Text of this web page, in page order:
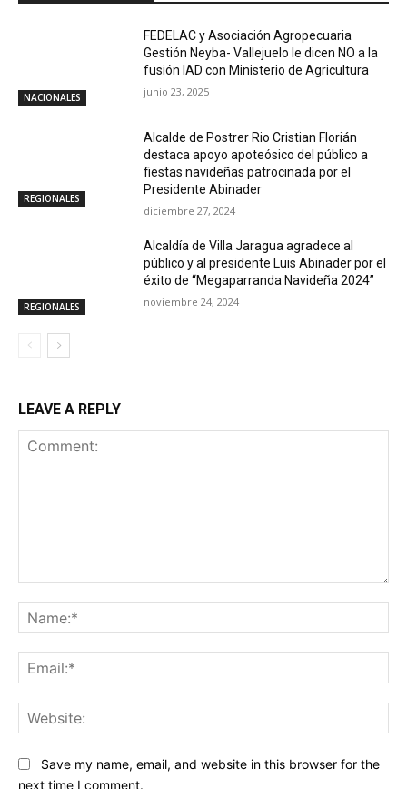
NACIONALES
FEDELAC y Asociación Agropecuaria
Gestión Neyba- Vallejuelo le dicen NO a la
fusión IAD con Ministerio de Agricultura
junio 23, 2025
REGIONALES
Alcalde de Postrer Rio Cristian Florián
destaca apoyo apoteósico del público a
fiestas navideñas patrocinada por el
Presidente Abinader
diciembre 27, 2024
REGIONALES
Alcaldía de Villa Jaragua agradece al
público y al presidente Luis Abinader por el
éxito de “Megaparranda Navideña 2024”
noviembre 24, 2024
LEAVE A REPLY
Save my name, email, and website in this browser for the
next time I comment.